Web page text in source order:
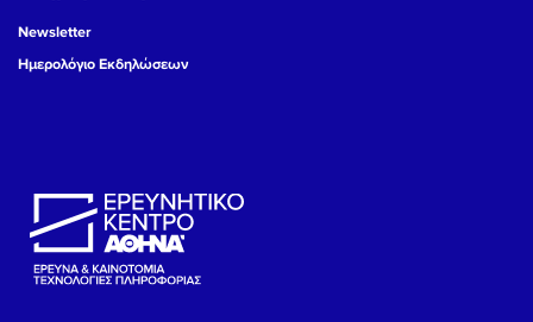
Newsletter
Ημερολόγιο Εκδηλώσεων